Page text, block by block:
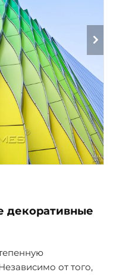
от того,